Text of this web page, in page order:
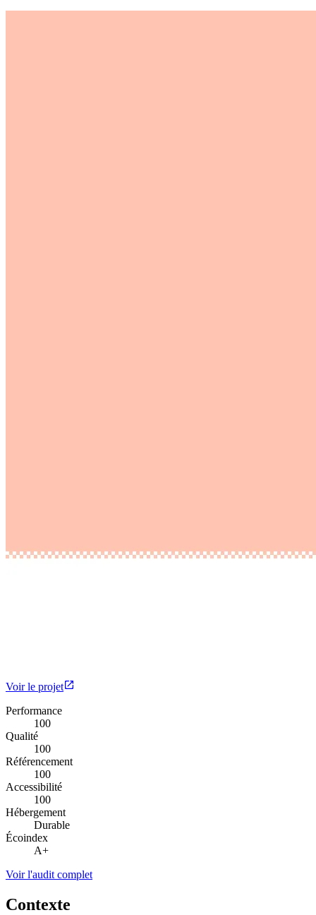
Voir le projet
Performance
100
Qualité
100
Référencement
100
Accessibilité
100
Hébergement
Durable
Écoindex
A+
Voir l'audit complet
Contexte